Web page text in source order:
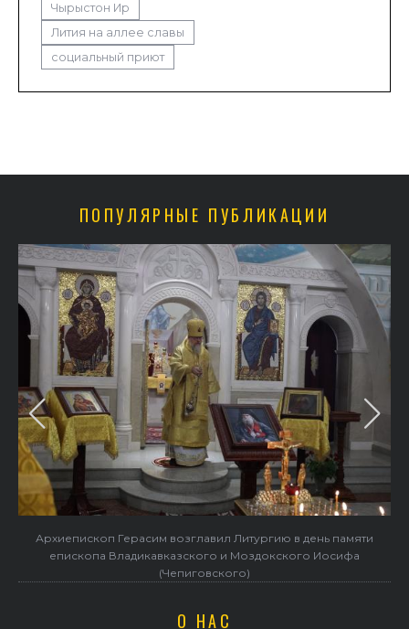
Чырыстон Ир
Лития на аллее славы
социальный приют
ПОПУЛЯРНЫЕ ПУБЛИКАЦИИ
Архиепископ Герасим возглавил Литургию в день памяти
епископа Владикавказского и Моздокского Иосифа
(Чепиговского)
О НАС